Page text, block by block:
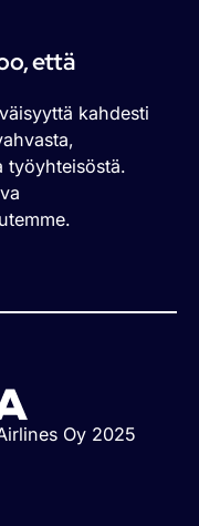
että
kahdesti
työyhteisöstä.
Oy 2025